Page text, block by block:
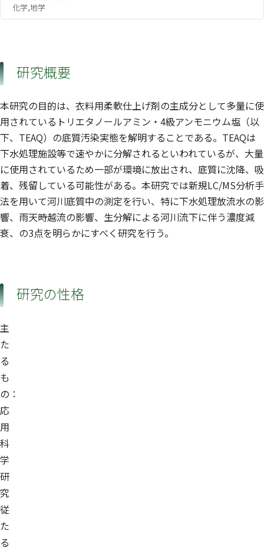
化学,地学
研究概要
本研究の目的は、衣料用柔軟仕上げ剤の主成分として多量に使
用されているトリエタノールアミン・4級アンモニウム塩（以
下、TEAQ）の底質汚染実態を解明することである。TEAQは
下水処理施設等で速やかに分解されるといわれているが、大量
に使用されているため一部が環境に放出され、底質に沈降、吸
着、残留している可能性がある。本研究では新規LC/MS分析手
法を用いて河川底質中の測定を行い、特に下水処理放流水の影
響、雨天時越流の影響、生分解による河川流下に伴う濃度減
衰、の3点を明らかにすべく研究を行う。
研究の性格
主
た
る
も
の：
応
用
科
学
研
究
従
た
る